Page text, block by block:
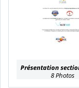
Présentation
8 Photos